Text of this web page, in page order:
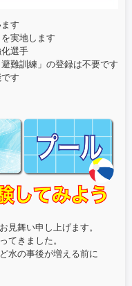
す
実地します
選手
難訓練」の登録は不要です
す
見舞い申し上げます。
てきました。
水の事後が増える前に